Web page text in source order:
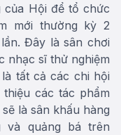
của Hội để tổ chức
mới thường kỳ 2
Đây là sân chơi
nhạc sĩ thử nghiệm
tất cả các chi hội
các tác phẩm
là sân khấu hàng
và quảng bá trên